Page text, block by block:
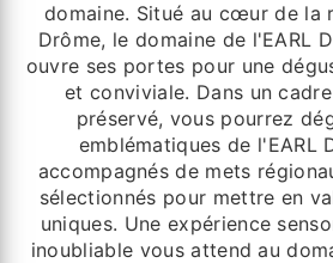
domaine. Situé au cœur de la
Drôme, le domaine de l'EARL
ouvre ses portes pour une
et conviviale. Dans un
préservé, vous pourrez
emblématiques de l'EARL
accompagnés de mets
sélectionnés pour mettre en
uniques. Une expérience
inoubliable vous attend au